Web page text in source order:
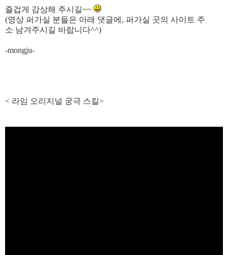
즐겁게 감상해 주시길~~
(영상 퍼가실 분들은 아래 댓글에 , 퍼가실 곳의 사이트 주
소 남겨주시길 바랍니다^^)
-mongju-
< 라임 오리지널 궁극 스킬>